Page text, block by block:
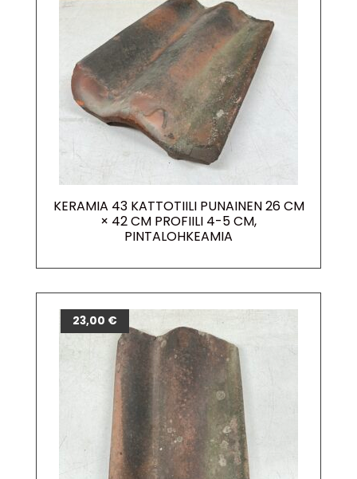
KERAMIA 43 KATTOTIILI PUNAINEN 26 CM
× 42 CM PROFIILI 4-5 CM,
PINTALOHKEAMIA
23,00 €